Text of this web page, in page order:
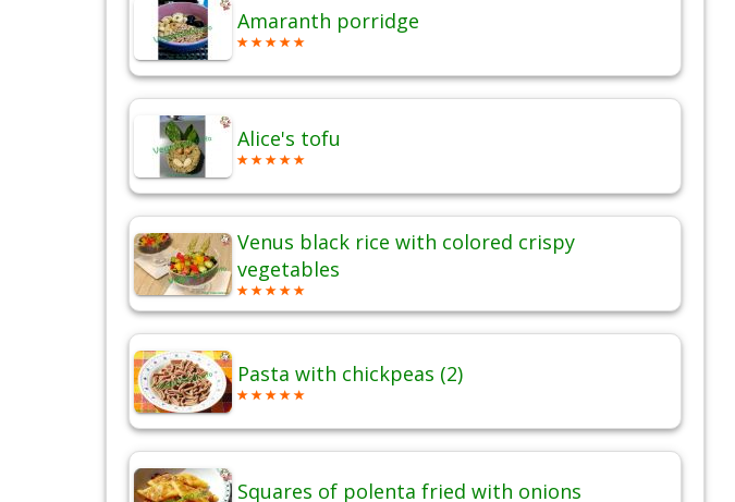
Amaranth porridge
Alice's tofu
Venus black rice with colored crispy
vegetables
Pasta with chickpeas (2)
Squares of polenta fried with onions